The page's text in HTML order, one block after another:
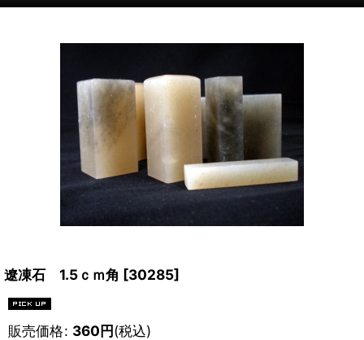
遼凍石 1.5ｃｍ角 [30285]
販売価格: 360円(税込)